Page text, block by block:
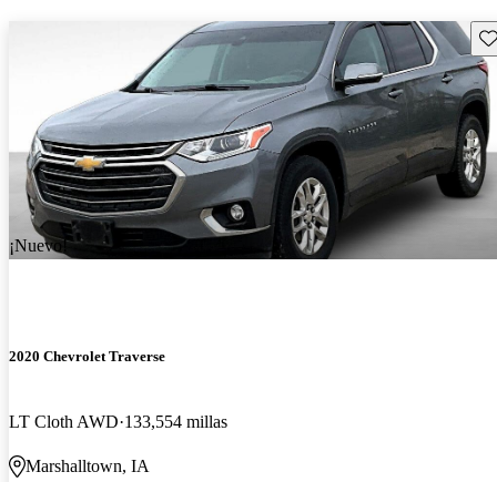
¡Nuevo!
2020 Chevrolet Traverse
LT Cloth AWD 133,554 millas
Marshalltown, IA